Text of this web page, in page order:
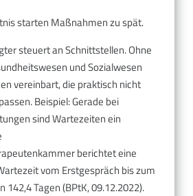
starten Maßnahmen zu spät.
steuert an Schnittstellen. Ohne
und Sozialwesen
vereinbart, die praktisch nicht
Beispiel: Gerade bei
sind Wartezeiten ein
berichtet eine
vom Erstgespräch bis zum
142,4 Tagen (BPtK, 09.12.2022).